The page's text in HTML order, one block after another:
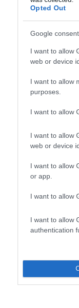
Opted Out
Google
I want to allow
web or device
I want to allow
purposes.
I want to allow
I want to allow
web or device
I want to allow
or app.
I want to allow
I want to allow
authentication
az Indy